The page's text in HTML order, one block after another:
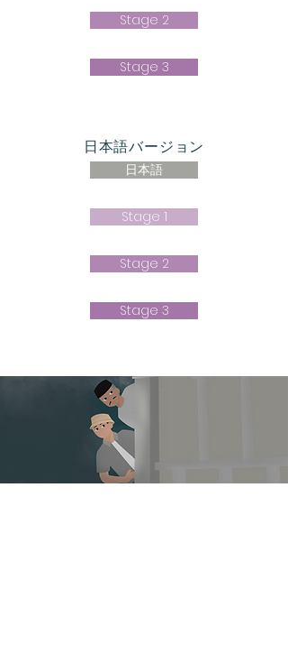
Stage 2
Stage 3
日本語バージョン
日本語
Stage 1
Stage 2
Stage 3